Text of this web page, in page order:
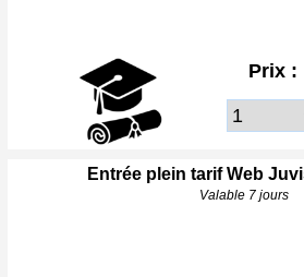
Prix :
Entrée plein tarif Web
Valable 7 jours